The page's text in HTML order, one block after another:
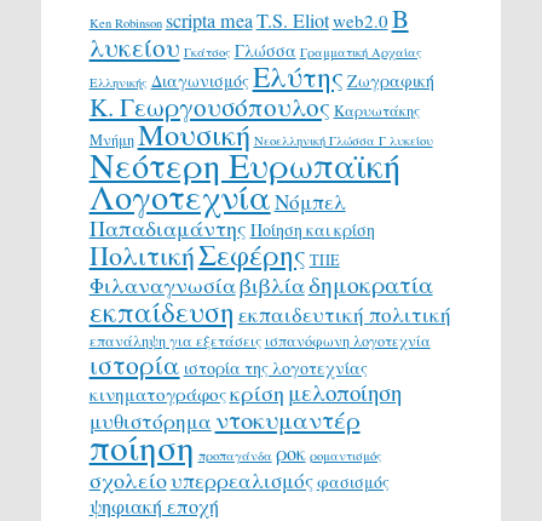
Ken Robinson scripta meaT.S. Eliotweb2.0 Β
λυκείου Γκάτσος Γλώσσα Γραμματική Αρχαίας
Ελληνικής ΔιαγωνισμόςΕλύτης Ζωγραφική
Κ. Γεωργουσόπουλος Καρυωτάκης
ΜνήμηΜουσική Νεοελληνική Γλώσσα Γ λυκείου
Νεότερη Ευρωπαϊκή
ΛογοτεχνίαΝόμπελ
Παπαδιαμάντης Ποίηση και κρίση
ΠολιτικήΣεφέρης ΤΠΕ
Φιλαναγνωσίαβιβλίαδημοκρατία
εκπαίδευση εκπαιδευτική πολιτική
επανάληψη για εξετάσεις ισπανόφωνη λογοτεχνία
ιστορία ιστορία της λογοτεχνίας
κινηματογράφοςκρίση μελοποίηση
μυθιστόρημα ντοκυμαντέρ
ποίηση προπαγάνδα ροκ ρομαντισμός
σχολείουπερρεαλισμόςφασισμός
ψηφιακή εποχή